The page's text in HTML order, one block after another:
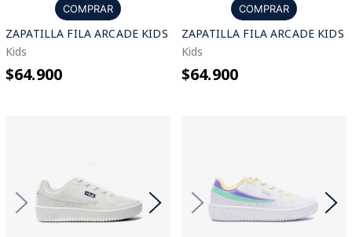
COMPRAR
ZAPATILLA FILA ARCADE KIDS
Kids
$64.900
COMPRAR
ZAPATILLA FILA ARCADE KIDS
Kids
$64.900